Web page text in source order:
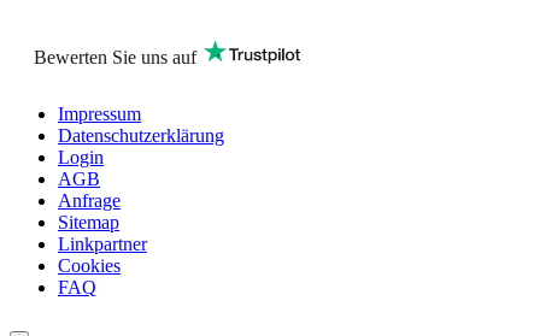
Bewerten Sie uns auf
Impressum
Datenschutzerklärung
Login
AGB
Anfrage
Sitemap
Linkpartner
Cookies
FAQ